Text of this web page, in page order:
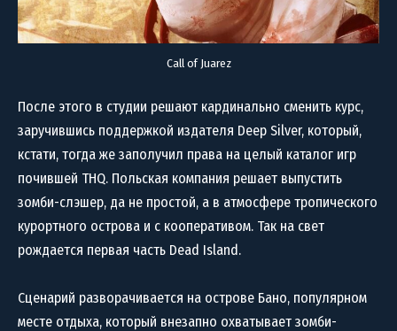
Call of Juarez
После этого в студии решают кардинально сменить курс,
заручившись поддержкой издателя Deep Silver, который,
кстати, тогда же заполучил права на целый каталог игр
почившей THQ. Польская компания решает выпустить
зомби-слэшер, да не простой, а в атмосфере тропического
курортного острова и с кооперативом. Так на свет
рождается первая часть Dead Island.
Сценарий разворачивается на острове Бано, популярном
месте отдыха, который внезапно охватывает зомби-